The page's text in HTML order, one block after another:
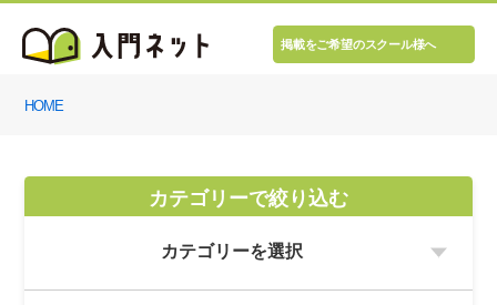
掲載をご希望のスクール様へ
HOME
カテゴリーで絞り込む